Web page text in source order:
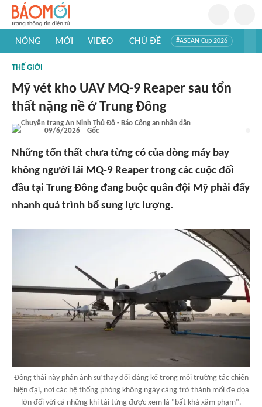
NÓNG MỚI VIDEO CHỦ ĐỀ #ASEAN Cup 2026
#Khám phá thế giới
THẾ GIỚI
Mỹ vét kho UAV MQ-9 Reaper sau tổn
thất nặng nề ở Trung Đông
09/6/2026 Gốc
Những tổn thất chưa từng có của dòng máy bay
không người lái MQ-9 Reaper trong các cuộc đối
đầu tại Trung Đông đang buộc quân đội Mỹ phải đẩy
nhanh quá trình bổ sung lực lượng.
Động thái này phản ánh sự thay đổi đáng kể trong môi trường tác chiến
hiện đại, nơi các hệ thống phòng không ngày càng trở thành mối đe dọa
lớn đối với cả những khí tài từng được xem là "bất khả xâm phạm".